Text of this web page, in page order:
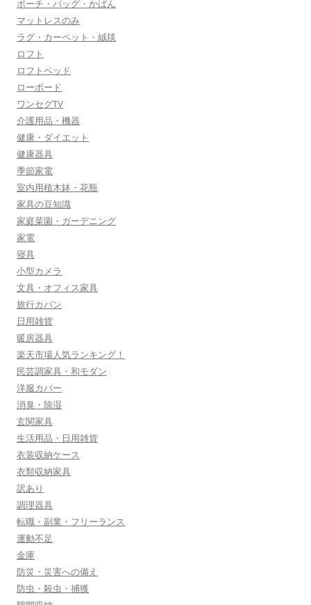
ポーチ・バッグ・かばん
マットレスのみ
ラグ・カーペット・絨毯
ロフト
ロフトベッド
ローボード
ワンセグTV
介護用品・機器
健康・ダイエット
健康器具
季節家電
室内用植木鉢・花瓶
家具の豆知識
家庭菜園・ガーデニング
家電
寝具
小型カメラ
文具・オフィス家具
旅行カバン
日用雑貨
暖房器具
楽天市場人気ランキング！
民芸調家具・和モダン
洋服カバー
消臭・除湿
玄関家具
生活用品・日用雑貨
衣装収納ケース
衣類収納家具
訳あり
調理器具
転職・副業・フリーランス
運動不足
金庫
防災・災害への備え
防虫・殺虫・捕獲